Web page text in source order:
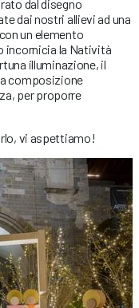
dal disegno
dai nostri allievi ad una
un elemento
incornicia la Natività
illuminazione, il
composizione
per proporre
vi aspettiamo!